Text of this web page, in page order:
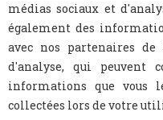
médias sociaux et
également des
avec nos partenaires
d'analyse, qui peuvent
informations que vous
collectées lors de votre